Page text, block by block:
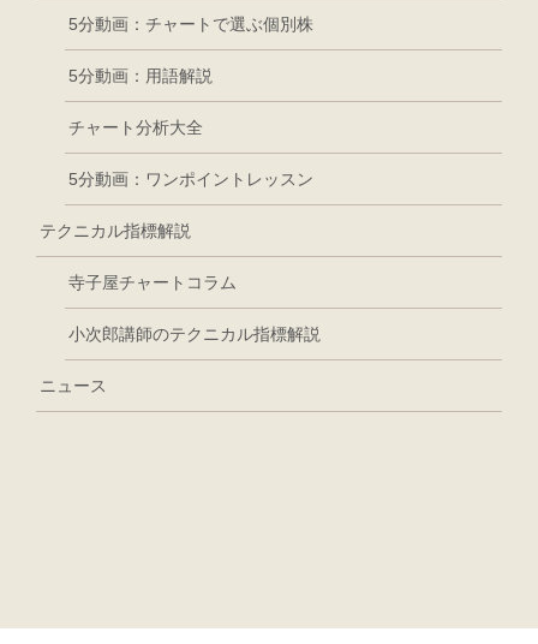
5分動画：チャートで選ぶ個別株
5分動画：用語解説
チャート分析大全
5分動画：ワンポイントレッスン
テクニカル指標解説
寺子屋チャートコラム
小次郎講師のテクニカル指標解説
ニュース